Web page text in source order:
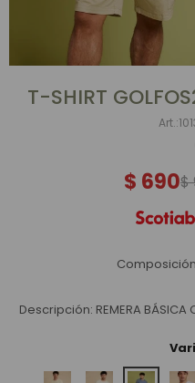
T-SHIRT
$ 690$
Descripción: REMERA BÁSICA